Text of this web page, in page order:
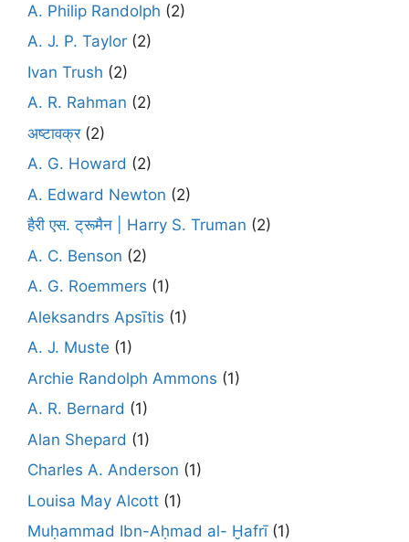
A. Philip Randolph (2)
A. J. P. Taylor (2)
Ivan Trush (2)
A. R. Rahman (2)
अष्टावक्र(2)
A. G. Howard (2)
A. Edward Newton (2)
हैरी एस. ट्रूमैन | Harry S. Truman (2)
A. C. Benson (2)
A. G. Roemmers (1)
Aleksandrs Apsītis (1)
A. J. Muste (1)
Archie Randolph Ammons (1)
A. R. Bernard (1)
Alan Shepard (1)
Charles A. Anderson (1)
Louisa May Alcott (1)
Muḥammad Ibn-Aḥmad al- Ḫafrī(1)